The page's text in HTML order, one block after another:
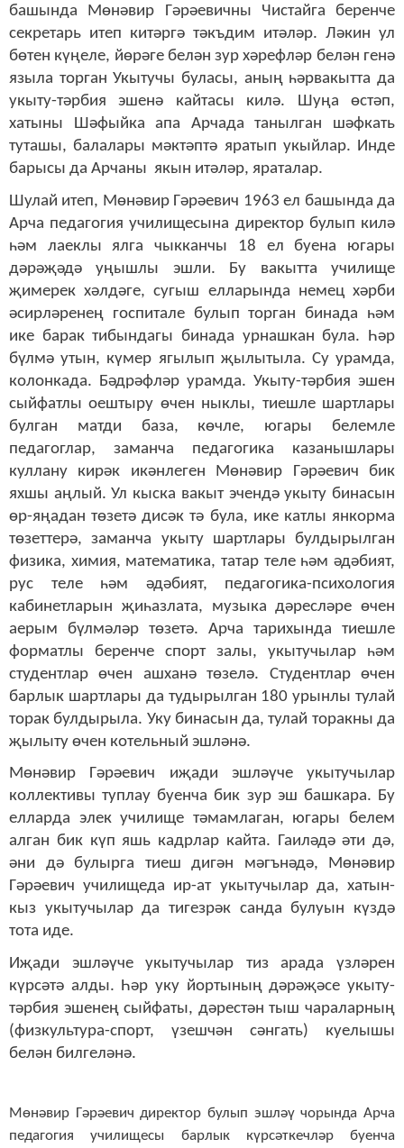
башында Мөнәвир Гәрәевичны Чистайга беренче
секретарь итеп китәргә тәкъдим итәләр. Ләкин ул
бөтен күңеле, йөрәге белән зур хәрефләр белән генә
языла торган Укытучы буласы, аның һәрвакытта да
укыту-тәрбия эшенә кайтасы килә. Шуңа өстәп,
хатыны Шәфыйка апа Арчада танылган шәфкать
туташы, балалары мәктәптә яратып укыйлар. Инде
барысы да Арчаны якын итәләр, яраталар.
Шулай итеп, Мөнәвир Гәрәевич 1963 ел башында да
Арча педагогия училищесына директор булып килә
һәм лаеклы ялга чыкканчы 18 ел буена югары
дәрәҗәдә уңышлы эшли. Бу вакытта училище
җимерек хәлдәге, сугыш елларында немец хәрби
әсирләренең госпитале булып торган бинада һәм
ике барак тибындагы бинада урнашкан була. Һәр
бүлмә утын, күмер ягылып җылытыла. Су урамда,
колонкада. Бәдрәфләр урамда. Укыту-тәрбия эшен
сыйфатлы оештыру өчен ныклы, тиешле шартлары
булган матди база, көчле, югары белемле
педагоглар, заманча педагогика казанышлары
куллану кирәк икәнлеген Мөнәвир Гәрәевич бик
яхшы аңлый. Ул кыска вакыт эчендә укыту бинасын
өр-яңадан төзетә дисәк тә була, ике катлы янкорма
төзеттерә, заманча укыту шартлары булдырылган
физика, химия, математика, татар теле һәм әдәбият,
рус теле һәм әдәбият, педагогика-психология
кабинетларын җиһазлата, музыка дәресләре өчен
аерым бүлмәләр төзетә. Арча тарихында тиешле
форматлы беренче спорт залы, укытучылар һәм
студентлар өчен ашханә төзелә. Студентлар өчен
барлык шартлары да тудырылган 180 урынлы тулай
торак булдырыла. Уку бинасын да, тулай торакны да
җылыту өчен котельный эшләнә.
Мөнәвир Гәрәевич иҗади эшләүче укытучылар
коллективы туплау буенча бик зур эш башкара. Бу
елларда элек училище тәмамлаган, югары белем
алган бик күп яшь кадрлар кайта. Гаиләдә әти дә,
әни дә булырга тиеш дигән мәгънәдә, Мөнәвир
Гәрәевич училищеда ир-ат укытучылар да, хатын-
кыз укытучылар да тигезрәк санда булуын күздә
тота иде.
Иҗади эшләүче укытучылар тиз арада үзләрен
күрсәтә алды. Һәр уку йортының дәрәҗәсе укыту-
тәрбия эшенең сыйфаты, дәрестән тыш чараларның
(физкультура-спорт, үзешчән сәнгать) куелышы
белән билгеләнә.
Мөнәвир Гәрәевич директор булып эшләү чорында Арча
педагогия училищесы барлык күрсәткечләр буенча